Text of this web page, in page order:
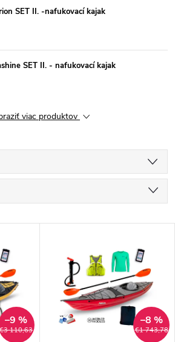
SET II. -nafukovací kajak
SET II. - nafukovací kajak
viac produktov
€3 110,63
–9 %
€1 743,78
–8 %